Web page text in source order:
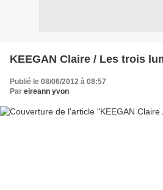
KEEGAN Claire / Les trois
Publié le 08/06/2012 à 08:57
Par eireann yvon